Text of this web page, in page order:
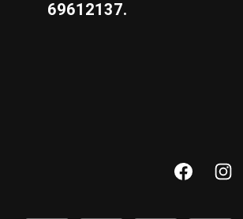
69612137.